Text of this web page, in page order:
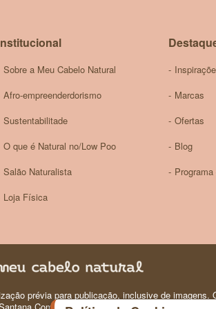
Sobre a Meu Cabelo Natural
Afro-empreenderdorismo
Sustentabilitade
O que é Natural no/Low Poo
Salão Naturalista
Loja Física
Marcas
Ofertas
Blog
prévia para publicação, inclusive de